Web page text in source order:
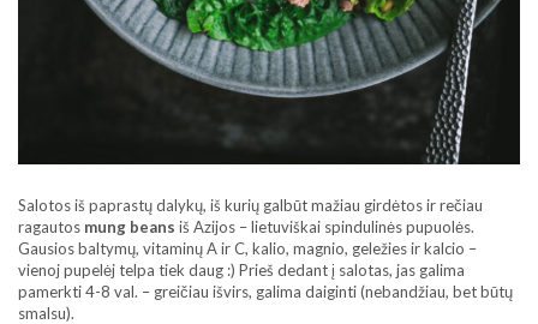
Salotos iš paprastų dalykų, iš kurių galbūt mažiau girdėtos ir rečiau
ragautos mung beans iš Azijos – lietuviškai spindulinės pupuolės.
Gausios baltymų, vitaminų A ir C, kalio, magnio, geležies ir kalcio –
vienoj pupelėj telpa tiek daug :) Prieš dedant į salotas, jas galima
pamerkti 4-8 val. – greičiau išvirs, galima daiginti (nebandžiau, bet būtų
smalsu).